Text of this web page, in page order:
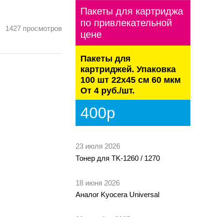
1427 просмотров
Пакеты для картриджа
по привлекательной
цене
Пакеты для
картриджей. Упаковка
100 шт 22х45 см 60 мкм
От 4 руб./шт.
400р
23 июля 2026
Тонер для TK-1260 / 1270
18 июня 2026
Аналог Kyocera Universal